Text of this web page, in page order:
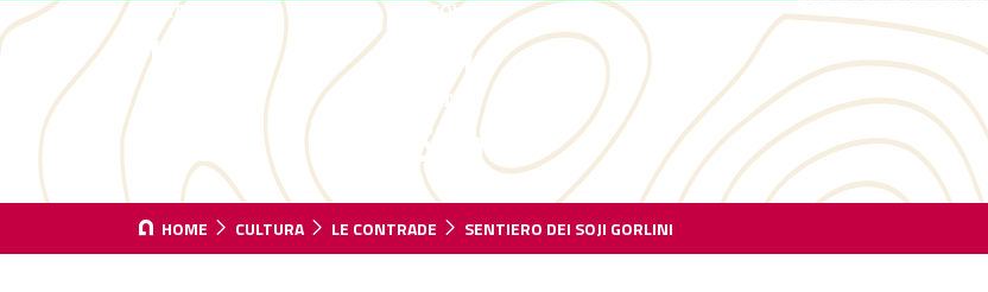
DURATA
1h
DIFFICOLTÀ
facile
100m
DISTANZA
2,5km
HOME CULTURA LE CONTRADE SENTIERO DEI SOJI GORLINI